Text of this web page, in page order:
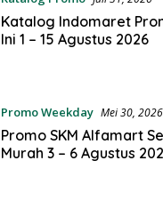
Katalog Indomaret
Ini 1 – 15 Agustus 2026
Promo Weekday Mei 30, 2026
Promo SKM Alfamart
Murah 3 – 6 Agustus